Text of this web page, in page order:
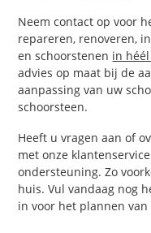
Neem contact op voor
repareren, renoveren,
en schoorstenen in
advies op maat bij de
aanpassing van uw
schoorsteen.
Heeft u vragen aan of
met onze
ondersteuning. Zo
huis. Vul vandaag nog
in voor het plannen